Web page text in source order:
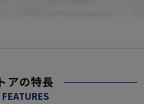
アの特長